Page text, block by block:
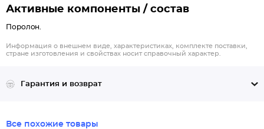
Активные компоненты / состав
Поролон.
Информация о внешнем виде, характеристиках, комплекте поставки,
стране изготовления и свойствах носит справочный характер.
Гарантия и возврат
Все похожие товары